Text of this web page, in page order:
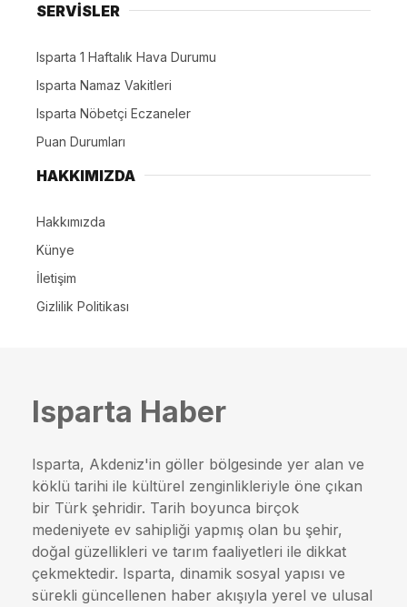
SERVİSLER
Isparta 1 Haftalık Hava Durumu
Isparta Namaz Vakitleri
Isparta Nöbetçi Eczaneler
Puan Durumları
HAKKIMIZDA
Hakkımızda
Künye
İletişim
Gizlilik Politikası
Isparta Haber
Isparta, Akdeniz'in göller bölgesinde yer alan ve
köklü tarihi ile kültürel zenginlikleriyle öne çıkan
bir Türk şehridir. Tarih boyunca birçok
medeniyete ev sahipliği yapmış olan bu şehir,
doğal güzellikleri ve tarım faaliyetleri ile dikkat
çekmektedir. Isparta, dinamik sosyal yapısı ve
sürekli güncellenen haber akışıyla yerel ve ulusal